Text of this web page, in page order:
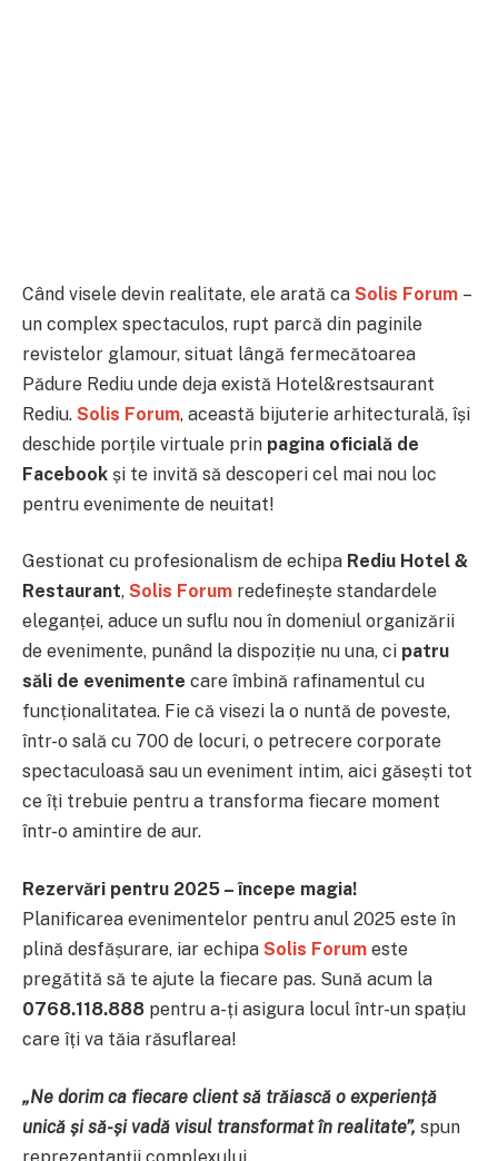
Când visele devin realitate, ele arată ca Solis Forum –
un complex spectaculos, rupt parcă din paginile
revistelor glamour, situat lângă fermecătoarea
Pădure Rediu unde deja există Hotel&restsaurant
Rediu. Solis Forum, această bijuterie arhitecturală, își
deschide porțile virtuale prin pagina oficială de
Facebook și te invită să descoperi cel mai nou loc
pentru evenimente de neuitat!
Gestionat cu profesionalism de echipa Rediu Hotel &
Restaurant, Solis Forum redefinește standardele
eleganței, aduce un suflu nou în domeniul organizării
de evenimente, punând la dispoziție nu una, ci patru
săli de evenimente care îmbină rafinamentul cu
funcționalitatea. Fie că visezi la o nuntă de poveste,
într-o sală cu 700 de locuri, o petrecere corporate
spectaculoasă sau un eveniment intim, aici găsești tot
ce îți trebuie pentru a transforma fiecare moment
într-o amintire de aur.
Rezervări pentru 2025 – începe magia!
Planificarea evenimentelor pentru anul 2025 este în
plină desfășurare, iar echipa Solis Forum este
pregătită să te ajute la fiecare pas. Sună acum la
0768.118.888 pentru a-ți asigura locul într-un spațiu
care îți va tăia răsuflarea!
„Ne dorim ca fiecare client să trăiască o experiență
unică și să-și vadă visul transformat în realitate”, spun
reprezentanții complexului.